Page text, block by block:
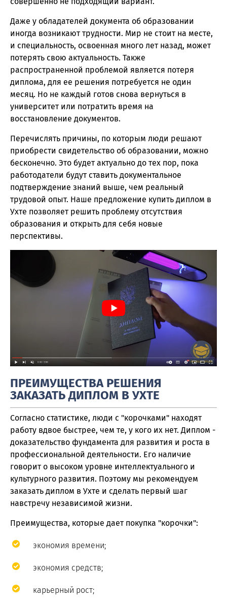
Даже у обладателей документа об образовании
иногда возникают трудности. Мир не стоит на месте,
и специальность, освоенная много лет назад, может
потерять свою актуальность. Также
распространенной проблемой является потеря
диплома, для ее решения потребуется не один
месяц. Но не каждый готов снова вернуться в
университет или потратить время на
восстановление документов.
Перечислять причины, по которым люди решают
приобрести свидетельство об образовании, можно
бесконечно. Это будет актуально до тех пор, пока
работодатели будут ставить документальное
подтверждение знаний выше, чем реальный
трудовой опыт. Наше предложение купить диплом в
Ухте позволяет решить проблему отсутствия
образования и открыть для себя новые
перспективы.
ПРЕИМУЩЕСТВА РЕШЕНИЯ
ЗАКАЗАТЬ ДИПЛОМ В УХТЕ
Согласно статистике, люди с "корочками" находят
работу вдвое быстрее, чем те, у кого их нет. Диплом -
доказательство фундамента для развития и роста в
профессиональной деятельности. Его наличие
говорит о высоком уровне интеллектуального и
культурного развития. Поэтому мы рекомендуем
заказать диплом в Ухте и сделать первый шаг
навстречу независимой жизни.
Преимущества, которые дает покупка "корочки":
экономия времени;
экономия средств;
карьерный рост;